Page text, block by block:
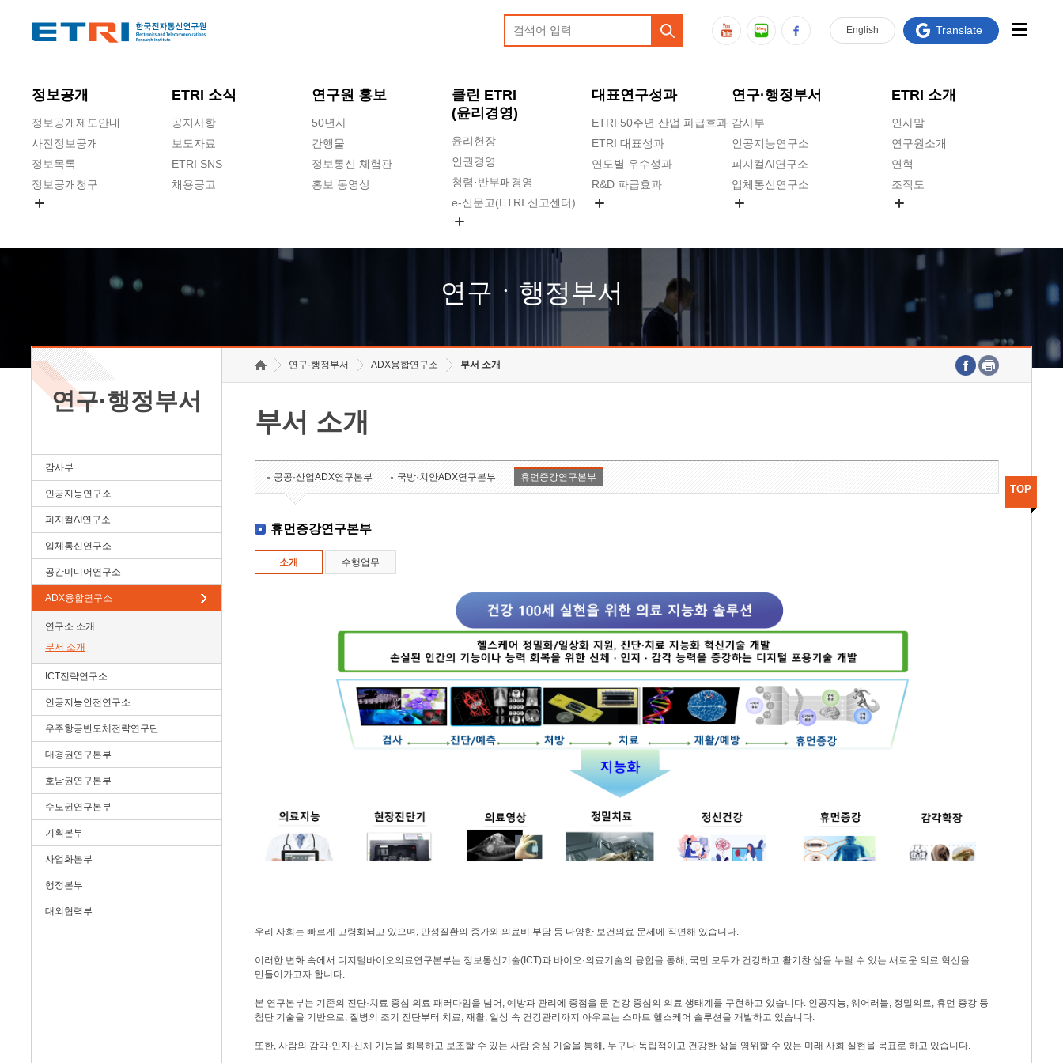
정보공개
정보공개제도안내
사전정보공개
정보목록
정보공개청구
ETRI 소식
공지사항
보도자료
ETRI SNS
채용공고
연구원 홍보
50년사
간행물
정보통신 체험관
홍보 동영상
클린 ETRI
(윤리경영)
윤리헌장
인권경영
청렴·반부패경영
e-신문고(ETRI 신고센터)
고객의소리
수의계약 현황
대표연구성과
ETRI 50주년 산업 파급효과
ETRI 대표성과
연도별 우수성과
R&D 파급효과
연구·행정부서
감사부
인공지능연구소
피지컬AI연구소
입체통신연구소
호남권연구본부
기획본부
ETRI 소개
인사말
연구원소개
연혁
조직도
연구원 고객헌장
주요업무연락처
English Translate
연구ㆍ행정부서
연구·행정부서
감사부
인공지능연구소
피지컬AI연구소
입체통신연구소
공간미디어연구소
ADX융합연구소
연구소 소개
부서 소개
ICT전략연구소
인공지능안전연구소
우주항공반도체전략연구단
대경권연구본부
호남권연구본부
수도권연구본부
기획본부
사업화본부
행정본부
대외협력부
연구·행정부서 ADX융합연구소 부서 소개
부서 소개
공공·산업ADX연구본부 국방·치안ADX연구본부 휴먼증강연구본부
휴먼증강연구본부
소개 수행업무
우리 사회는 빠르게 고령화되고 있으며, 만성질환의 증가와 의료비 부담 등 다양한 보건의료 문제에 직면해 있습니다.
이러한 변화 속에서 디지털바이오의료연구본부는 정보통신기술(ICT)과 바이오·의료기술의 융합을 통해, 국민 모두가 건강하고 활기찬 삶을 누릴 수 있는 새로운 의료 혁신을
만들어가고자 합니다.
본 연구본부는 기존의 진단·치료 중심 의료 패러다임을 넘어, 예방과 관리에 중점을 둔 건강 중심의 의료 생태계를 구현하고 있습니다. 인공지능, 웨어러블, 정밀의료, 휴먼 증강 등
첨단 기술을 기반으로, 질병의 조기 진단부터 치료, 재활, 일상 속 건강관리까지 아우르는 스마트 헬스케어 솔루션을 개발하고 있습니다.
또한, 사람의 감각·인지·신체 기능을 회복하고 보조할 수 있는 사람 중심 기술을 통해, 누구나 독립적이고 건강한 삶을 영위할 수 있는 미래 사회 실현을 목표로 하고 있습니다.
TOP